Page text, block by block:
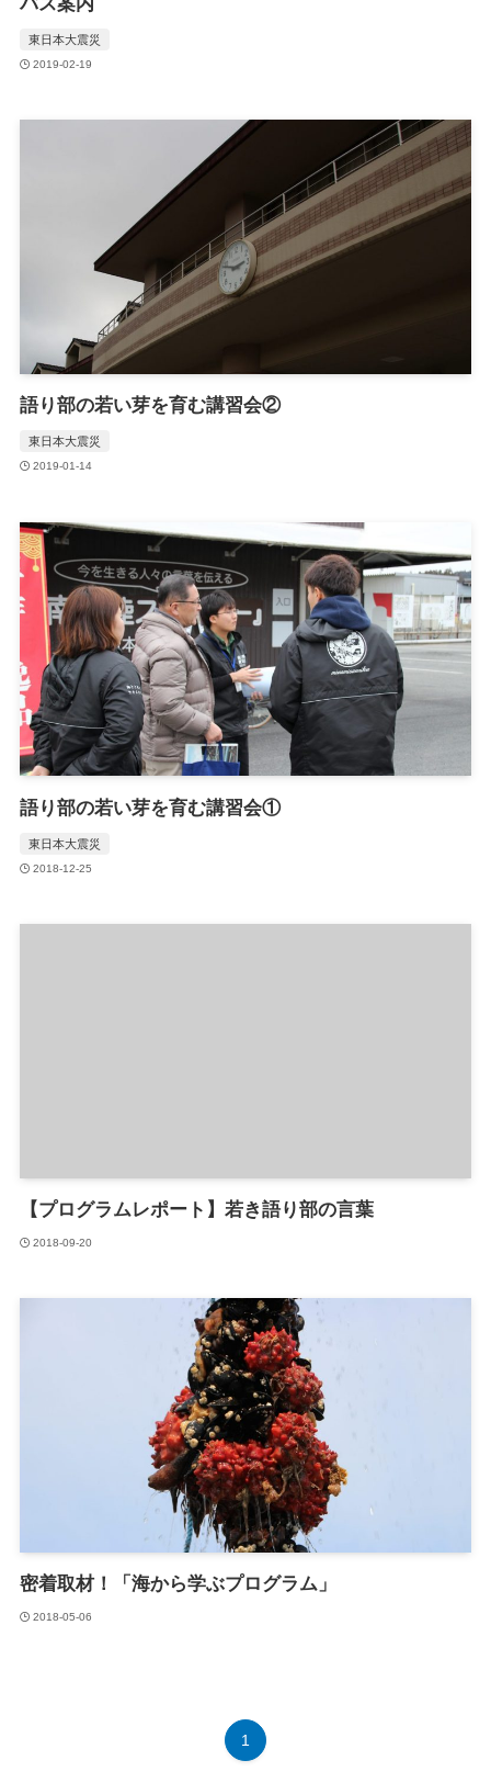
東日本大震災
2019-02-19
語り部の若い芽を育む講習会②
東日本大震災
2019-01-14
語り部の若い芽を育む講習会①
東日本大震災
2018-12-25
【プログラムレポート】若き語り部の言葉
2018-09-20
密着取材！「海から学ぶプログラム」
2018-05-06
1